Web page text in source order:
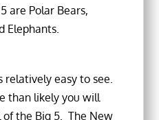
are Polar Bears,
Elephants.
easy to see.
than likely you will
the Big 5. The New